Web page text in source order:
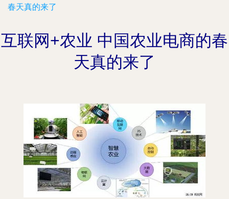
春天真的来了
互联网+农业 中国农业电商的春
天真的来了